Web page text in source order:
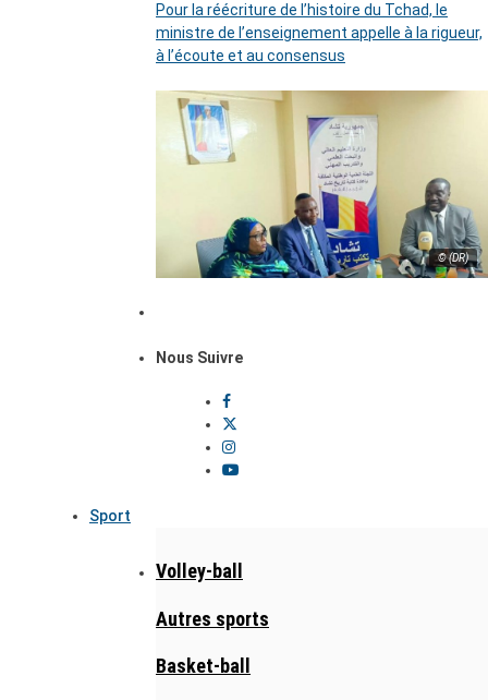
Pour la réécriture de l’histoire du Tchad, le
ministre de l’enseignement appelle à la rigueur,
à l’écoute et au consensus
© (DR)
Nous Suivre
Sport
Volley-ball
Autres sports
Basket-ball